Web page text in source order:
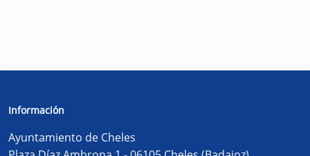
Información
Ayuntamiento de Cheles